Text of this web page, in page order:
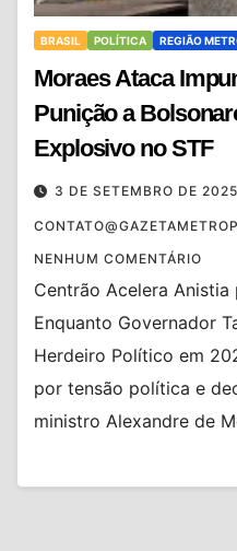
BRASIL POLÍTICA REGIÃO
Moraes Ataca
Punição a
Explosivo no STF
3 DE SETEMBRO DE 2025
NENHUM COMENTÁRIO
Centrão Acelera Anistia
Enquanto Governador
Herdeiro Político em
por tensão política e
ministro Alexandre de